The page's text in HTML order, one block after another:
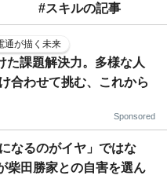
#スキルの記事
通が描く未来
た課題解決力。多様な人
合わせて挑む、これから
Sponsored
なるのがイヤ」ではな
柴田勝家との自害を選ん